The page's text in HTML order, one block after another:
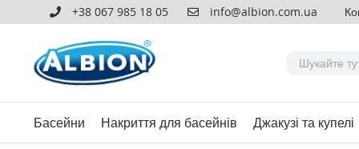
+38 067 985 18 05 info@albion.com.ua
Басейни Накриття для басейнів Джакузі та купелі